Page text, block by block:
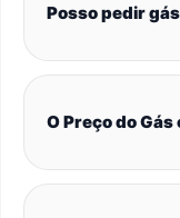
Posso pedir
O Preço do